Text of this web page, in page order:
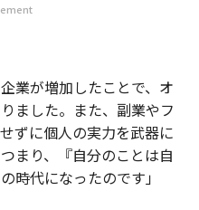
業が増加したことで、オ
ました。また、副業やフ
ずに個人の実力を武器に
まり、『自分のことは自
時代になったのです」